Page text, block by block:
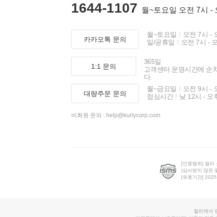
1644-1107 월~토요일 오전 7시 -
카카오톡 문의
월~토요일
오전 7시 -
일/공휴일
오전 7시 -
1:1 문의
365일
고객센터 운영시간에 순
다.
대량주문 문의
월~금요일
오전 9시 -
점심시간
낮 12시 - 오
비회원 문의 : help@kurlycorp.com
[인증범위] 컬리
(심사받지 않은
[유효기간]
컬리에서